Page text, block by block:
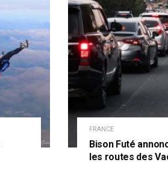
FRANCE
Bison Futé
les routes des